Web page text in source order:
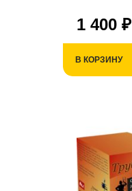
1 400 ₽
В КОРЗИНУ